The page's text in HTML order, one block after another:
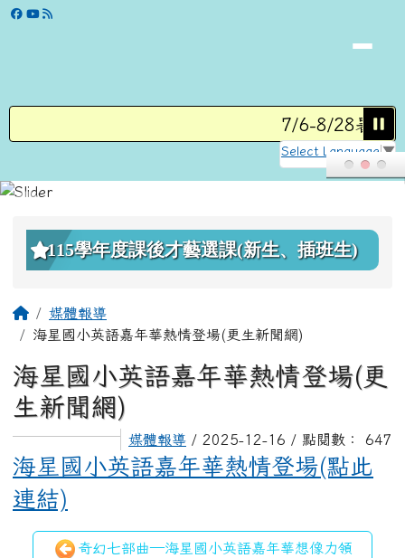
跳至主內容區
學校網站
7/6-8/28暑假
Select Language ▼
上中區域內容
115學年度課後才藝選課(新生、插班生)
主內容區域
回首頁媒體報導
海星國小英語嘉年華熱情登場(更生新聞網)
海星國小英語嘉年華熱情登場(更
生新聞網)
媒體報導 / 2025-12-16 / 點閱數： 647
海星國小英語嘉年華熱情登場(點此
連結)
奇幻七部曲—海星國小英語嘉年華想像力領